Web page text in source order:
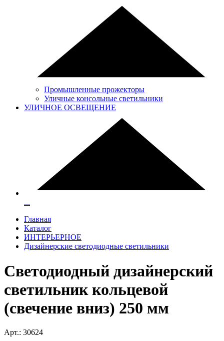
Промышленные прожекторы
Уличные консольные светильники
УЛИЧНОЕ ОСВЕЩЕНИЕ
...
Главная
Каталог
ИНТЕРЬЕРНОЕ
Дизайнерские светодиодные светильники
Светодиодный дизайнерский
светильник кольцевой
(свечение вниз) 250 мм
Арт.: 30624